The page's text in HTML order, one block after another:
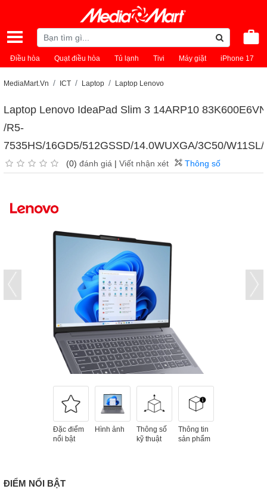
Điều hòa Quạt điều hòa Tủ lạnh Tivi Máy giặt iPhone 17
MediaMart.Vn ICT Laptop Laptop Lenovo
Laptop Lenovo IdeaPad Slim 3 14ARP10 83K600E6VN
/R5-
7535HS/16GD5/512GSSD/14.0WUXGA/3C50/W11SL/
(0) đánh giá | Viết nhận xét Thông số
Đặc điểm
nổi bật
Hình ảnh
Thông số
kỹ thuật
Thông tin
sản phẩm
ĐIỂM NỔI BẬT